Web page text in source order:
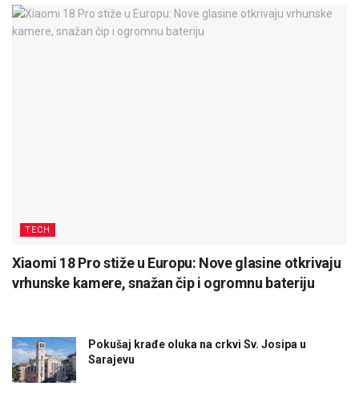
TECH
Xiaomi 18 Pro stiže u Europu: Nove glasine otkrivaju
vrhunske kamere, snažan čip i ogromnu bateriju
Pokušaj krađe oluka na crkvi Sv. Josipa u
Sarajevu